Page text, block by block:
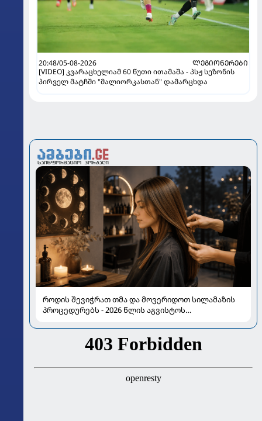
20:48/05-08-2026
ᲚᲔᲒᲘᲝᲜᲔᲠᲔᲑᲘ
[VIDEO] კვარაცხელიამ 60 წუთი ითამაშა - პსჟ სეზონის
პირველ მატჩში "მალიორკასთან" დამარცხდა
როდის შევიჭრათ თმა და მოვერიდოთ სილამაზის
პროცედურებს - 2026 წლის აგვისტოს